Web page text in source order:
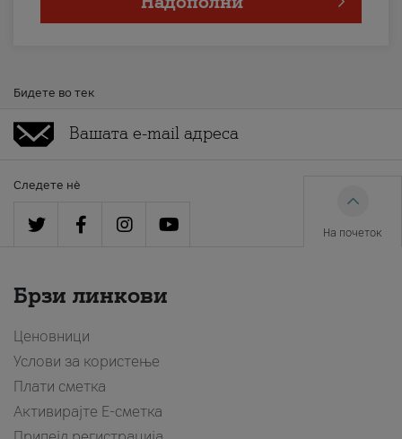
Бидете во тек
Следете нè
На почеток
Брзи линкови
Ценовници
Услови за користење
Плати сметка
Активирајте Е-сметка